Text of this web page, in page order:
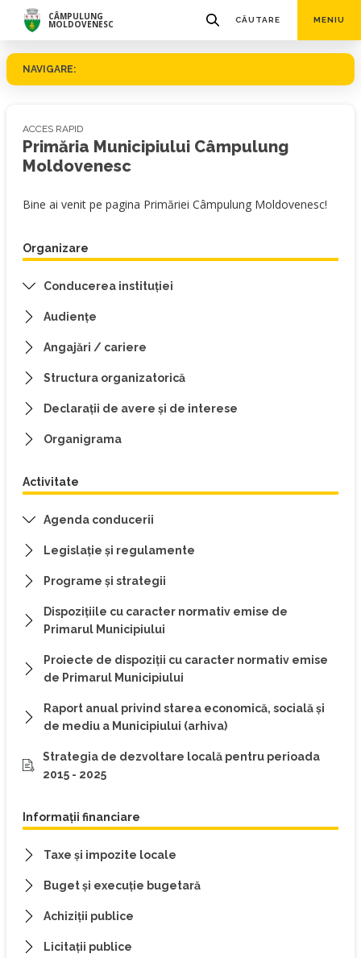
CÂMPULUNG
MOLDOVENESC CĂUTARE MENIU
NAVIGARE:
ACCES RAPID
Primăria Municipiului Câmpulung
Moldovenesc
Bine ai venit pe pagina Primăriei Câmpulung Moldovenesc!
Organizare
Conducerea instituției
Audiențe
Angajări / cariere
Structura organizatorică
Declarații de avere și de interese
Organigrama
Activitate
Agenda conducerii
Legislație și regulamente
Programe și strategii
Dispoziţiile cu caracter normativ emise de
Primarul Municipiului
Proiecte de dispoziții cu caracter normativ emise
de Primarul Municipiului
Raport anual privind starea economică, socială şi
de mediu a Municipiului (arhiva)
Strategia de dezvoltare locală pentru perioada
2015 - 2025
Informații financiare
Taxe și impozite locale
Buget și execuție bugetară
Achiziții publice
Licitații publice